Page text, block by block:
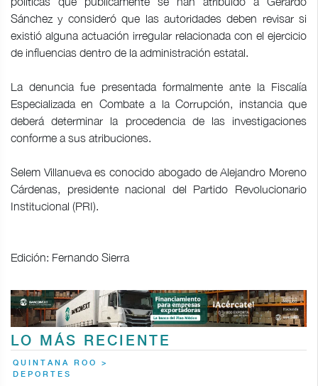
Sánchez y consideró que las autoridades deben revisar si
existió alguna actuación irregular relacionada con el ejercicio
de influencias dentro de la administración estatal.
La denuncia fue presentada formalmente ante la Fiscalía
Especializada en Combate a la Corrupción, instancia que
deberá determinar la procedencia de las investigaciones
conforme a sus atribuciones.
Selem Villanueva es conocido abogado de Alejandro Moreno
Cárdenas, presidente nacional del Partido Revolucionario
Institucional (PRI).
Edición: Fernando Sierra
LO MÁS RECIENTE
QUINTANA ROO >
DEPORTES